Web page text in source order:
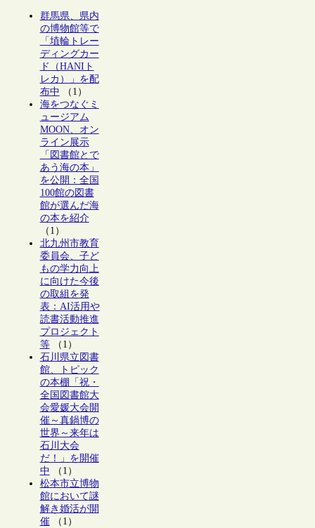
群馬県、県内
の博物館等で
「埴輪トレー
ディングカー
ド（HANIト
レカ）」を配
布中 （1）
海をつなぐミ
ュージアム
MOON、オン
ライン展示
「図書館とで
あう海の本」
を公開：全国
100館の図書
館が選んだ海
の本を紹介
（1）
北九州市教育
委員会、子ど
もの学力向上
に向けた今後
の取組を発
表：AI活用や
読書活動推進
プロジェクト
等（1）
石川県立図書
館、トピック
の本棚「祝・
全国図書館大
会愛媛大会開
催～真鍋博の
世界～来年は
石川大会
だ！」を開催
中 （1）
松本市立博物
館において謎
解き婚活が開
催（1）